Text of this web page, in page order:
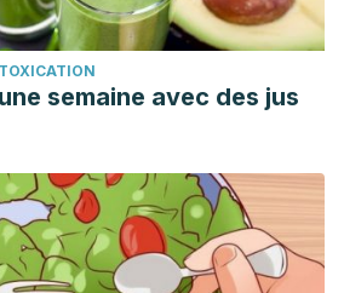
semaine avec des jus